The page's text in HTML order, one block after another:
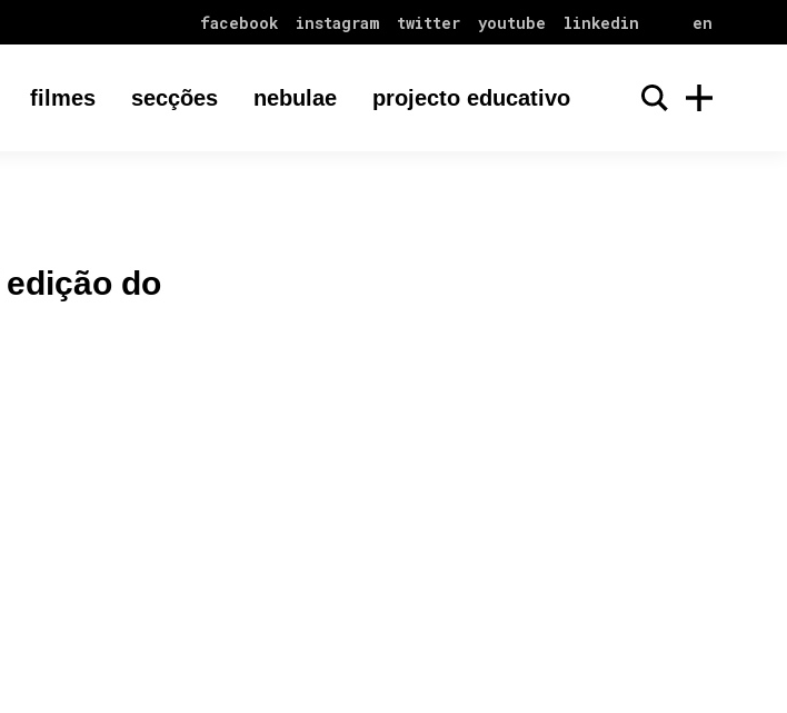
facebook instagram twitter youtube linkedin en
filmes secções nebulae projecto educativo
do